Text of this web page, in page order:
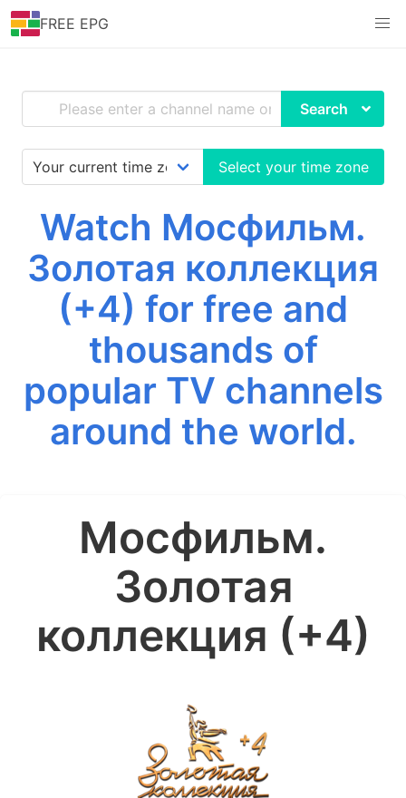
FREE EPG
Search
Select your time zone
Watch Мосфильм.
Золотая коллекция
(+4) for free and
thousands of
popular TV channels
around the world.
Мосфильм.
Золотая
коллекция (+4)